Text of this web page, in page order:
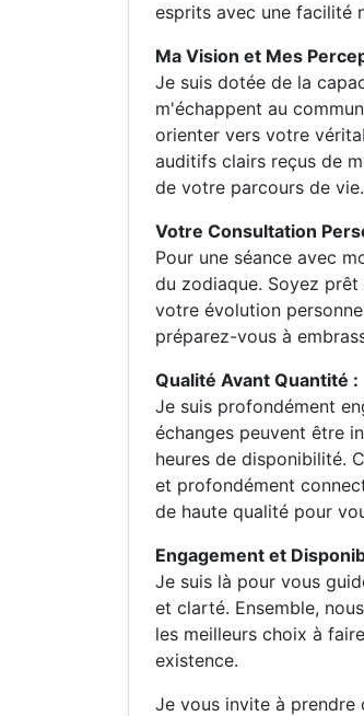
esprits avec une facilité
Ma Vision et Mes
Je suis dotée de la
m'échappent au
orienter vers votre
auditifs clairs reçus de
de votre parcours de vie.
Votre Consultation
Pour une séance avec
du zodiaque. Soyez
votre évolution
préparez-vous à
Qualité Avant Quantité :
Je suis profondément
échanges peuvent être
heures de disponibilité.
et profondément
de haute qualité pour
Engagement et
Je suis là pour vous
et clarté. Ensemble,
les meilleurs choix à
existence.
Je vous invite à prendre